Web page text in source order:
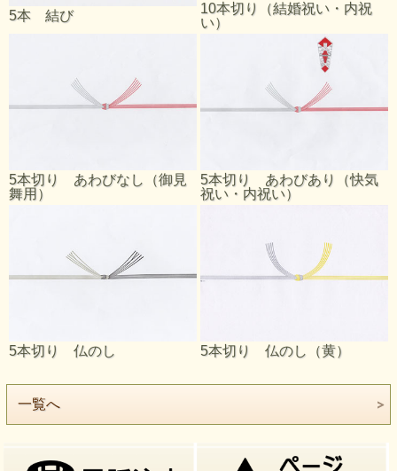
5本 結び
10本切り（結婚祝い・内祝
い）
5本切り あわびなし（御見
舞用）
5本切り あわびあり（快気
祝い・内祝い）
5本切り 仏のし 5本切り 仏のし（黄）
一覧へ